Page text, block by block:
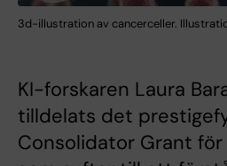
3d-illustration av cancerceller.
KI-forskaren Laura
tilldelats det
Consolidator Grant